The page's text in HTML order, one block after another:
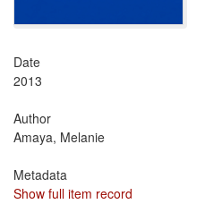
Date
2013
Author
Amaya, Melanie
Metadata
Show full item record